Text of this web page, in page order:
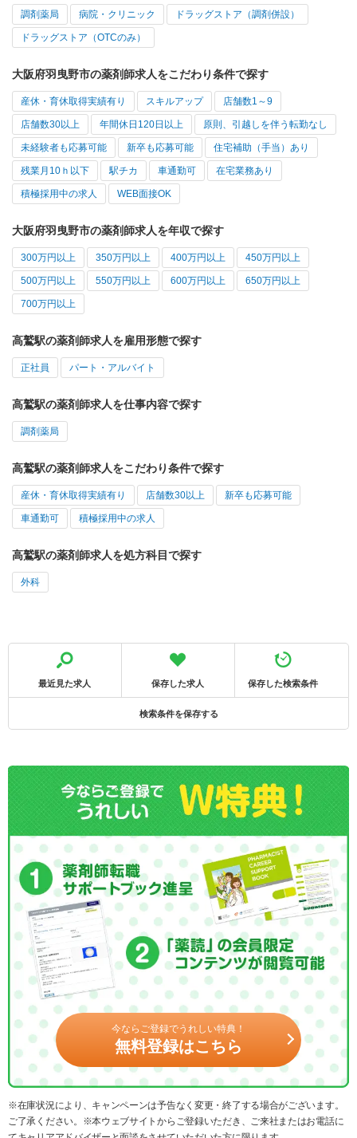
調剤薬局 病院・クリニック ドラッグストア（調剤併設）
ドラッグストア（OTCのみ）
大阪府羽曳野市の薬剤師求人をこだわり条件で探す
産休・育休取得実績有り スキルアップ 店舗数1～9
店舗数30以上 年間休日120日以上 原則、引越しを伴う転勤なし
未経験者も応募可能 新卒も応募可能 住宅補助（手当）あり
残業月10ｈ以下 駅チカ 車通勤可 在宅業務あり
積極採用中の求人 WEB面接OK
大阪府羽曳野市の薬剤師求人を年収で探す
300万円以上 350万円以上 400万円以上 450万円以上
500万円以上 550万円以上 600万円以上 650万円以上
700万円以上
高鷲駅の薬剤師求人を雇用形態で探す
正社員 パート・アルバイト
高鷲駅の薬剤師求人を仕事内容で探す
調剤薬局
高鷲駅の薬剤師求人をこだわり条件で探す
産休・育休取得実績有り 店舗数30以上 新卒も応募可能
車通勤可 積極採用中の求人
高鷲駅の薬剤師求人を処方科目で探す
外科
最近見た求人 保存した求人 保存した検索条件
検索条件を保存する
今ならご登録でうれしい特典！
無料登録はこちら
※在庫状況により、キャンペーンは予告なく変更・終了する場合がございます。
ご了承ください。※本ウェブサイトからご登録いただき、ご来社またはお電話に